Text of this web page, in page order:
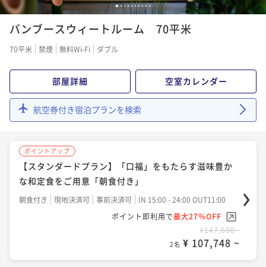
ポイントアップ
【スタンダードプラン】「口福」をもたらす肉割烹夕
食と和朝食をご堪能「2食付き」（宿の日）
ポイント即利用で最大27％OFF
¥93,800~
¥ 68,474 ~
12345678910
バンブースウィートルーム 70平米
70平米 禁煙 無料Wi-Fi ダブル
部屋詳細 空室カレンダー
航空券付き宿泊プランを検索
ポイントアップ
【スタンダードプラン】「口福」をもたらす滋味豊か
な和定食をご用意「朝食付き」
朝食付き 現地決済可 事前決済可
IN 15:00 - 24:00 OUT11:00
ポイント即利用で最大27％OFF
¥147,600~
2名 ¥ 107,748 ~